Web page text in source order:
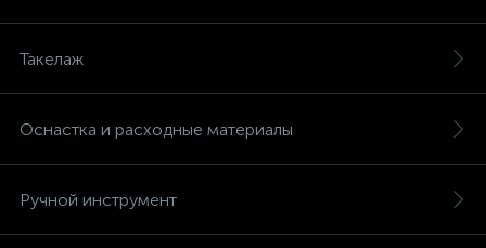
Такелаж
Оснастка и расходные материалы
Ручной инструмент